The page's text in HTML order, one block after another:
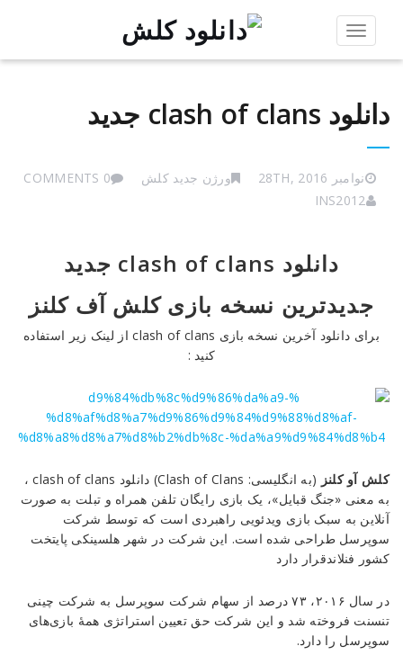
Toggle
دانلود clash of clans جدید
نوامبر 28TH, 2016 ورژن جدید کلش
0 COMMENTS
INS2012
جدید
hossein
hashemi
on
28 Rating:
4.5دانلود
clash
of
clans
clash
of
جدید
دانلود clash of clans جدید
جدیدترین نسخه بازی کلش آف کلنز
برای دانلود آخرین نسخه بازی clash of clans از لینک زیر استفاده
کنید :
کلش آو کلنز (به انگلیسی: Clash of Clans
) دانلود clash of clans ،
به معنی «جنگ قبایل»، یک بازی رایگان تلفن همراه و تبلت به صورت
آنلاین به سبک بازی ویدئویی راهبردی است که توسط شرکت
سوپرسل طراحی شده است. این شرکت در شهر هلسینکی پایتخت
کشور فنلاندقرار دارد
در سال ۲۰۱۶، ۷۳ درصد از سهام شرکت سوپرسل به شرکت چینی
تنسنت فروخته شد و این شرکت حق تعیین استراتژی همهٔ بازی‌های
سوپرسل را دارد.